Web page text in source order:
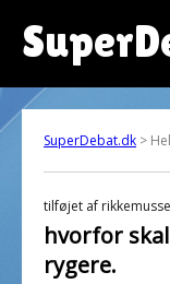
SuperDebat.dk >
tilføjet af rikkemusse
hvorfor
rygere.